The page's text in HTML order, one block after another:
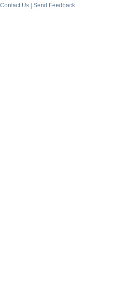
Contact Us
Send Feedback